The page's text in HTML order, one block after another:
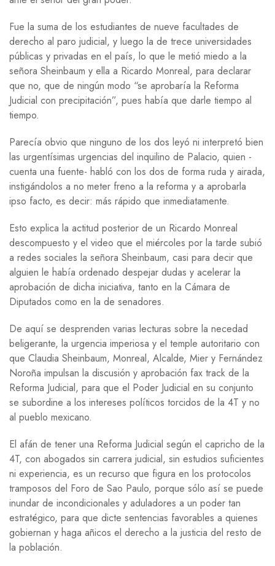
Fue la suma de los estudiantes de nueve facultades de
derecho al paro judicial, y luego la de trece universidades
públicas y privadas en el país, lo que le metió miedo a la
señora Sheinbaum y ella a Ricardo Monreal, para declarar
que no, que de ningún modo “se aprobaría la Reforma
Judicial con precipitación”, pues había que darle tiempo al
tiempo.
Parecía obvio que ninguno de los dos leyó ni interpretó bien
las urgentísimas urgencias del inquilino de Palacio, quien -
cuenta una fuente- habló con los dos de forma ruda y airada,
instigándolos a no meter freno a la reforma y a aprobarla
ipso facto, es decir: más rápido que inmediatamente.
Esto explica la actitud posterior de un Ricardo Monreal
descompuesto y el video que el miércoles por la tarde subió
a redes sociales la señora Sheinbaum, casi para decir que
alguien le había ordenado despejar dudas y acelerar la
aprobación de dicha iniciativa, tanto en la Cámara de
Diputados como en la de senadores.
De aquí se desprenden varias lecturas sobre la necedad
beligerante, la urgencia imperiosa y el temple autoritario con
que Claudia Sheinbaum, Monreal, Alcalde, Mier y Fernández
Noroña impulsan la discusión y aprobación fax track de la
Reforma Judicial, para que el Poder Judicial en su conjunto
se subordine a los intereses políticos torcidos de la 4T y no
al pueblo mexicano.
El afán de tener una Reforma Judicial según el capricho de la
4T, con abogados sin carrera judicial, sin estudios suficientes
ni experiencia, es un recurso que figura en los protocolos
tramposos del Foro de Sao Paulo, porque sólo así se puede
inundar de incondicionales y aduladores a un poder tan
estratégico, para que dicte sentencias favorables a quienes
gobiernan y haga añicos el derecho a la justicia del resto de
la población.